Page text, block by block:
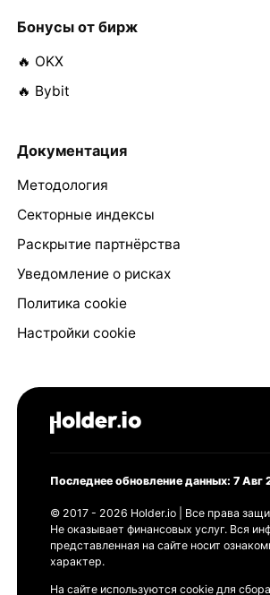
Бонусы от бирж
🔥 OKX
🔥 Bybit
Документация
Методология
Секторные индексы
Раскрытие партнёрства
Уведомление о рисках
Политика cookie
Настройки cookie
Последнее обновление данных: 7 Авг
© 2017 - 2026 Holder.io | Все права
Не оказывает финансовых услуг. Вся
представленная на сайте носит
характер.
На сайте используются cookie для